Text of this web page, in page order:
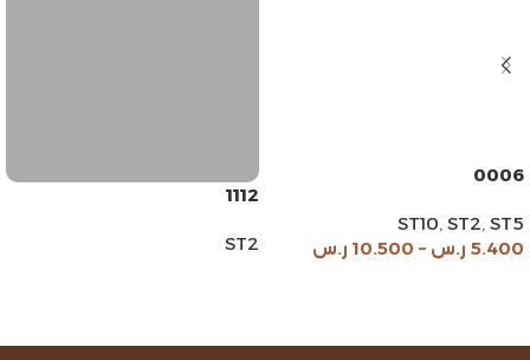
0006
ST10, ST2, ST5
5.400 ر.س –
10.500 ر.س
1112
ST2